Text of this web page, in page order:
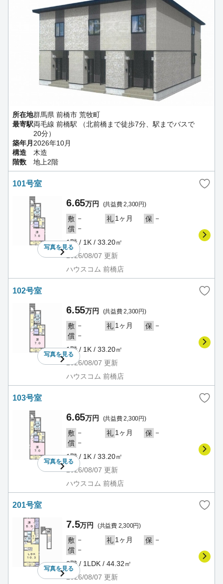
所在地群馬県 前橋市 荒牧町
最寄駅両毛線 前橋駅 （北前橋まで徒歩7分、駅までバスで
20分）
築年月 2026年10月
構造
木造
階数
地上2階
101号室
写真を見る
6.65万円 (共益費 2,300円)
敷 － 礼 1ヶ月 保 －
償 －
1階 / 1K / 33.20㎡
2026/08/07 更新
ハウスコム 前橋店
102号室
写真を見る
6.55万円 (共益費 2,300円)
敷 － 礼 1ヶ月 保 －
償 －
1階 / 1K / 33.20㎡
2026/08/07 更新
ハウスコム 前橋店
103号室
写真を見る
6.65万円 (共益費 2,300円)
敷 － 礼 1ヶ月 保 －
償 －
1階 / 1K / 33.20㎡
2026/08/07 更新
ハウスコム 前橋店
201号室
写真を見る
7.5万円 (共益費 2,300円)
敷 － 礼 1ヶ月 保 －
償 －
2階 / 1LDK / 44.32㎡
2026/08/07 更新